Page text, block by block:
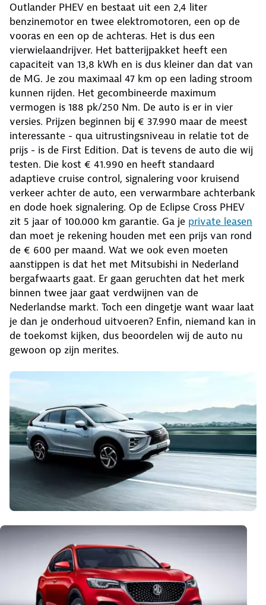
Outlander PHEV en bestaat uit een 2,4 liter
benzinemotor en twee elektromotoren, een op de
vooras en een op de achteras. Het is dus een
vierwielaandrijver. Het batterijpakket heeft een
capaciteit van 13,8 kWh en is dus kleiner dan dat van
de MG. Je zou maximaal 47 km op een lading stroom
kunnen rijden. Het gecombineerde maximum
vermogen is 188 pk/250 Nm. De auto is er in vier
versies. Prijzen beginnen bij € 37.990 maar de meest
interessante - qua uitrustingsniveau in relatie tot de
prijs - is de First Edition. Dat is tevens de auto die wij
testen. Die kost € 41.990 en heeft standaard
adaptieve cruise control, signalering voor kruisend
verkeer achter de auto, een verwarmbare achterbank
en dode hoek signalering. Op de Eclipse Cross PHEV
zit 5 jaar of 100.000 km garantie. Ga je private leasen
dan moet je rekening houden met een prijs van rond
de € 600 per maand. Wat we ook even moeten
aanstippen is dat het met Mitsubishi in Nederland
bergafwaarts gaat. Er gaan geruchten dat het merk
binnen twee jaar gaat verdwijnen van de
Nederlandse markt. Toch een dingetje want waar laat
je dan je onderhoud uitvoeren? Enfin, niemand kan in
de toekomst kijken, dus beoordelen wij de auto nu
gewoon op zijn merites.